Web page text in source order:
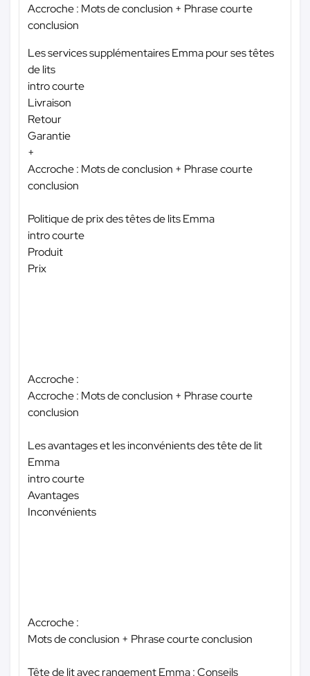
Accroche : Mots de conclusion + Phrase courte
conclusion
Les services supplémentaires Emma pour ses têtes
de lits
intro courte
Livraison
Retour
Garantie
+
Accroche : Mots de conclusion + Phrase courte
conclusion
Politique de prix des têtes de lits Emma
intro courte
Produit
Prix
Accroche :
Accroche : Mots de conclusion + Phrase courte
conclusion
Les avantages et les inconvénients des tête de lit
Emma
intro courte
Avantages
Inconvénients
Accroche :
Mots de conclusion + Phrase courte conclusion
Tête de lit avec rangement Emma : Conseils